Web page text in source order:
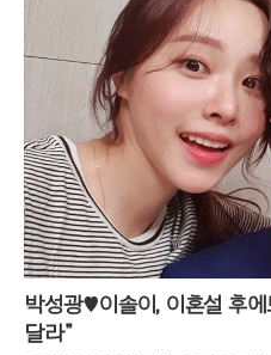
박성광♥이솔이, 이혼설 후
달라”